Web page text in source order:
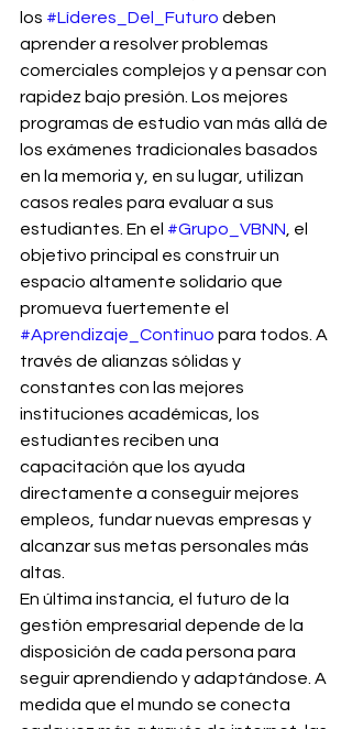
los #Líderes_Del_Futuro deben
aprender a resolver problemas
comerciales complejos y a pensar con
rapidez bajo presión. Los mejores
programas de estudio van más allá de
los exámenes tradicionales basados
en la memoria y, en su lugar, utilizan
casos reales para evaluar a sus
estudiantes. En el #Grupo_VBNN , el
objetivo principal es construir un
espacio altamente solidario que
promueva fuertemente el
#Aprendizaje_Continuo para todos. A
través de alianzas sólidas y
constantes con las mejores
instituciones académicas, los
estudiantes reciben una
capacitación que los ayuda
directamente a conseguir mejores
empleos, fundar nuevas empresas y
alcanzar sus metas personales más
altas.
En última instancia, el futuro de la
gestión empresarial depende de la
disposición de cada persona para
seguir aprendiendo y adaptándose. A
medida que el mundo se conecta